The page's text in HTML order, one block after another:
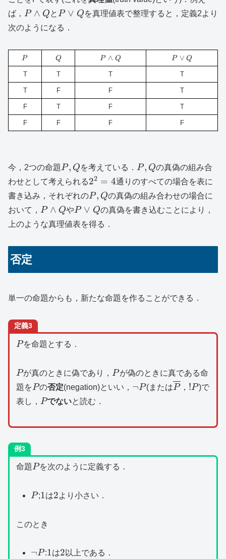
ば， P\land
Q
P ∧ QとP\lor
Q
P ∨ Qを真理値表で整理すると，定義2より
次のようになる．
P
P Q
Q
P\land
Q
P ∧ Q
P\lor
Q
P ∨ Q
T T T T
T F F T
F T F T
F F F F
今，2つの命題 P,Q
P, Qを考えている． P,Q
P, Qの真偽の組み合
わせとして考えられる2^2=4
22 = 4通りのすべての場合を表に
書き込み，それぞれのP,Q
P, Qの真偽の組み合わせの場合に
おいて， P\land
Q
P ∧ QやP\lor
Q
P ∨ Qの真偽を書き込むことにより，
上のような真理値表を得る．
否定
単一の命題からも，新たな命題を作ることができる．
定義3
P
Pを命題とする．
P
Pが真のときに偽であり， P
P が偽のときに真である命
題を P
Pの否定(negation)といい， \lnot
¬P (またはP ， !P
!P)で
表し， P
Pでないと読む．
例3
命題 P
Pを次のように定義する．
P
P;1
1は2
2より小さい．
このとき
\lnot
¬P:1
1は2
2以上である．